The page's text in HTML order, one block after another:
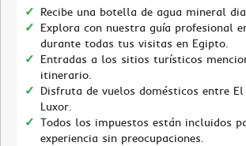
Recibe una botella de agua mineral
Explora con nuestra guía profesional
durante todas tus visitas en Egipto.
Entradas a los sitios turísticos
itinerario.
Disfruta de vuelos domésticos entre
Luxor.
Todos los impuestos están incluidos
experiencia sin preocupaciones.